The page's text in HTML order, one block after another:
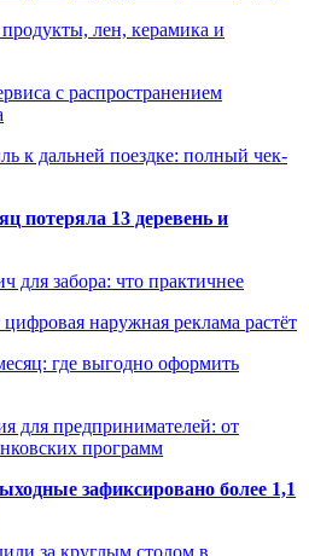
лен, керамика и
с распространением
к дальней поездке: полный чек-
потеряла 13 деревень и
для забора: что практичнее
наружная реклама растёт
где выгодно оформить
для предпринимателей: от
программ
зафиксировано более 1,1
за круглым столом в